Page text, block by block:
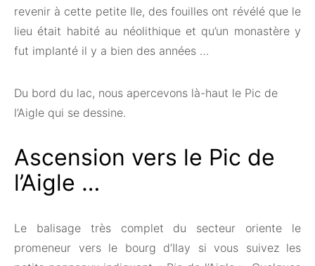
revenir à cette petite Ile, des fouilles ont révélé que le
lieu était habité au néolithique et qu’un monastère y
fut implanté il y a bien des années …
Du bord du lac, nous apercevons là-haut le Pic de
l’Aigle qui se dessine.
Ascension vers le Pic de
l’Aigle …
Le balisage très complet du secteur oriente le
promeneur vers le bourg d’Ilay si vous suivez les